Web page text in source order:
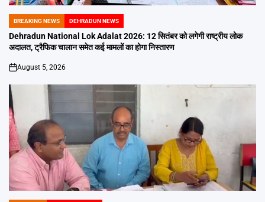
POSTED
IN
BREAKING NEWS DEHRADUN NEWS
Dehradun National Lok Adalat 2026: 12 सितंबर को लगेगी राष्ट्रीय लोक
अदालत, ट्रैफिक चालान समेत कई मामलों का होगा निस्तारण
on
August 5, 2026